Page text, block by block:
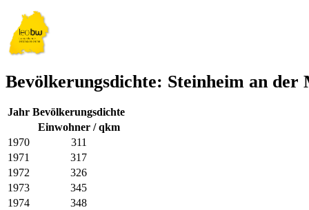
Bevölkerungsdichte: Steinheim an
Jahr Bevölkerungsdichte
Einwohner / qkm
1970
311
1971
317
1972
326
1973
345
1974
348